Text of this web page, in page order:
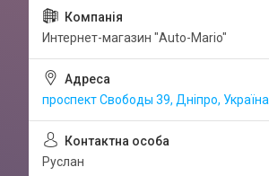
Интернет-магазин "Auto-Mario"
проспект Свободы 39, Дніпро, Україна
Руслан